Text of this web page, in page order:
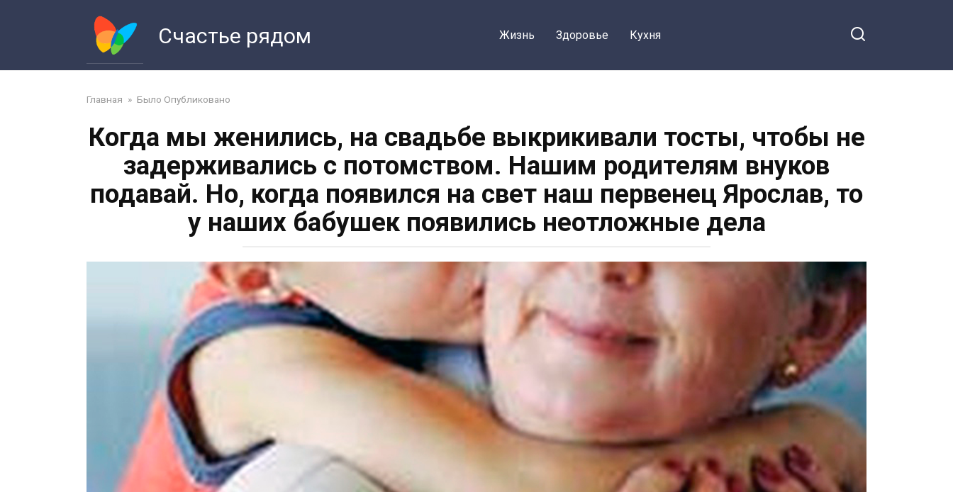
Счастье рядом Жизнь Здоровье Кухня
Главная » Было Опубликовано
Когда мы женились, на свадьбе выкрикивали тосты, чтобы не
задерживались с потомством. Нашим родителям внуков
подавай. Но, когда появился на свет наш первенец Ярослав, то
у наших бабушек появились неотложные дела